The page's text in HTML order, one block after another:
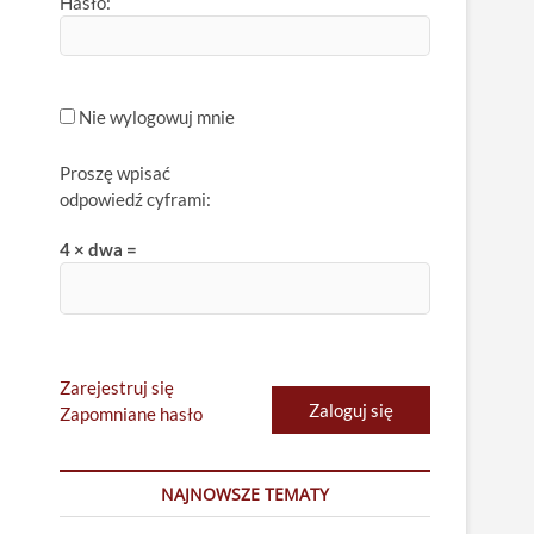
Nie wylogowuj mnie
Proszę wpisać
odpowiedź cyframi:
4 × dwa =
Zaloguj się
Zarejestruj się
Zapomniane hasło
NAJNOWSZE TEMATY